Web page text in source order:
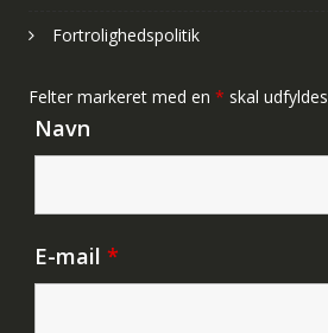
Fortrolighedspolitik
Felter markeret med en * skal udfyldes
Navn
E-mail *